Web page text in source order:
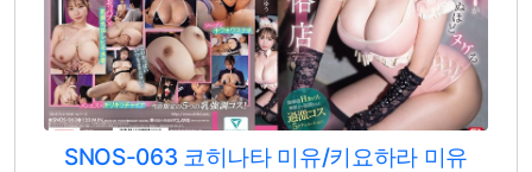
SNOS-063 코히나타 미유/키요하라 미유